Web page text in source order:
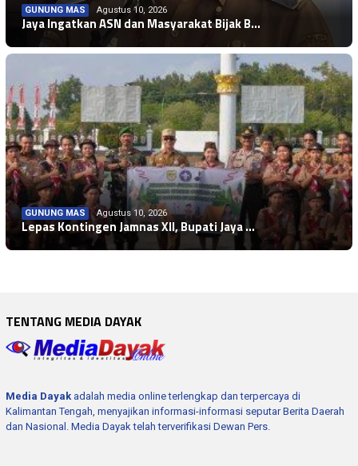
GUNUNG MAS Agustus 10, 2026
Jaya Ingatkan ASN dan Masyarakat Bijak B…
GUNUNG MAS Agustus 10, 2026
Lepas Kontingen Jamnas XII, Bupati Jaya …
NASIONAL Agustus 10, 2026
Kemerdekaan Ekonomi UMKM Diperkuat lewat…
NASIONAL Agustus 10, 2026
Pemerintah Perkuat Ketahanan Air Nasiona…
TENTANG MEDIA DAYAK
Media Dayak adalah media online terlengkap dan terpercaya di
Kalimantan Tengah, menyajikan informasi-informasi seputar Berita Daerah
dan Nasional. Media Dayak telah terverifikasi Dewan Pers.